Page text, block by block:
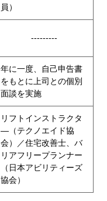
員）
---------
年に一度、自己申告書
をもとに上司との個別
面談を実施
リフトインストラクタ
―（テクノエイド協
会）／住宅改善士、バ
リアフリープランナー
（日本アビリティーズ
協会）